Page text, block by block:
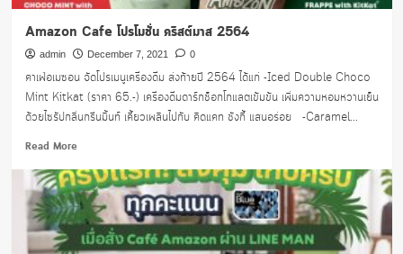
มะพร้าว
และ
Amazon Cafe โปรโมชั่น คริสต์มาส 2564
admin December 7, 2021 0
คาเฟ่อเมซอน จัดโปรเมนูเครื่องดื่ม ส่งท้ายปี 2564 ได้แก่ -Iced Double Choco
Mint Kitkat (ราคา 65.-) เครื่องดื่มดาร์กช็อกโกแลตเข้มข้น เพิ่มความหอมหวานเย็น
ด้วยไซรัปกลิ่นกรีนมิ้นท์ เคี้ยวเพลินไปกับ คิดแคท ชังกี้ แสนอร่อย -Caramel...
Read MoreRead
about
Amazon
Cafe
โปร
โม